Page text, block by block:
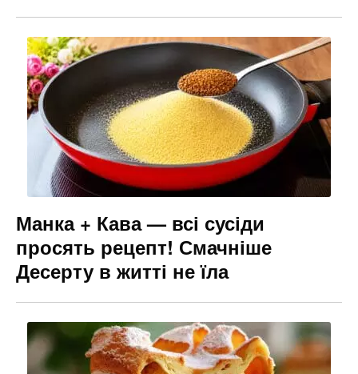
Манка + Кава — всі сусіди
просять рецепт! Смачніше
Десерту в житті не їла